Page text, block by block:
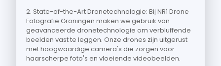
2. State-of-the-Art Dronetechnologie: Bij NR1 Drone
Fotografie Groningen maken we gebruik van
geavanceerde dronetechnologie om verbluffende
beelden vast te leggen. Onze drones zijn uitgerust
met hoogwaardige camera's die zorgen voor
haarscherpe foto's en vloeiende videobeelden.